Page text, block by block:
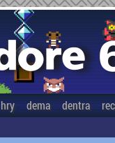
hry dema dentra